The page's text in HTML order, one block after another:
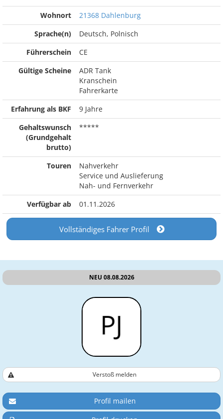
Wohnort
21368 Dahlenburg
Sprache(n)
Deutsch, Polnisch
Führerschein
CE
Gültige Scheine
ADR Tank
Kranschein
Fahrerkarte
Erfahrung als BKF
9 Jahre
Gehaltswunsch
(Grundgehalt
brutto)
*****
Touren
Nahverkehr
Service und Auslieferung
Nah- und Fernverkehr
Verfügbar ab
01.11.2026
Vollständiges Fahrer Profil
NEU 08.08.2026
Verstoß melden
Profil mailen